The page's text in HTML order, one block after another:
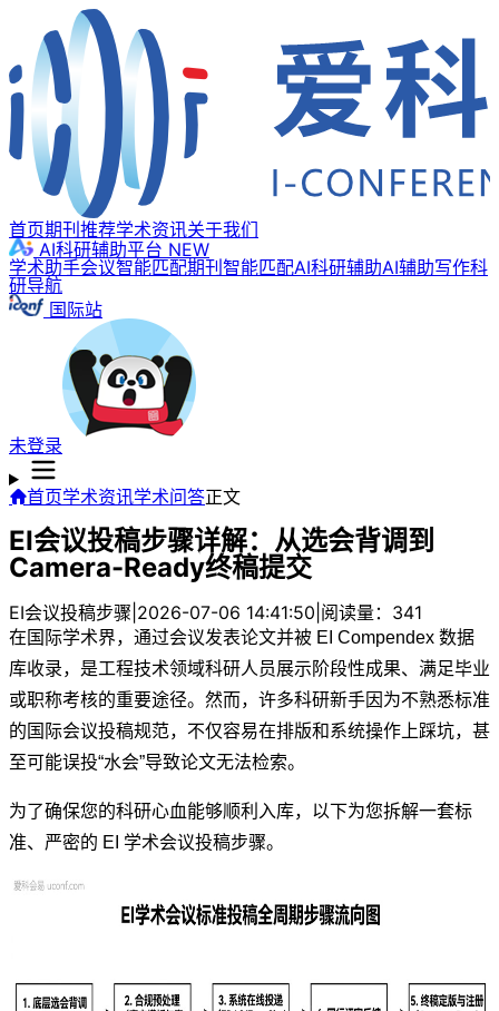
首页期刊推荐学术资讯关于我们
AI科研辅助平台 NEW
学术助手会议智能匹配期刊智能匹配AI科研辅助AI辅助写作科
研导航
国际站
未登录
首页学术资讯学术问答正文
EI会议投稿步骤详解：从选会背调到
Camera-Ready终稿提交
EI会议投稿步骤 2026-07-06 14:41:50 阅读量：341
在国际学术界，通过会议发表论文并被 EI Compendex 数据
库收录，是工程技术领域科研人员展示阶段性成果、满足毕业
或职称考核的重要途径。然而，许多科研新手因为不熟悉标准
的国际会议投稿规范，不仅容易在排版和系统操作上踩坑，甚
至可能误投“水会”导致论文无法检索。
为了确保您的科研心血能够顺利入库，以下为您拆解一套标
准、严密的 EI 学术会议投稿步骤。